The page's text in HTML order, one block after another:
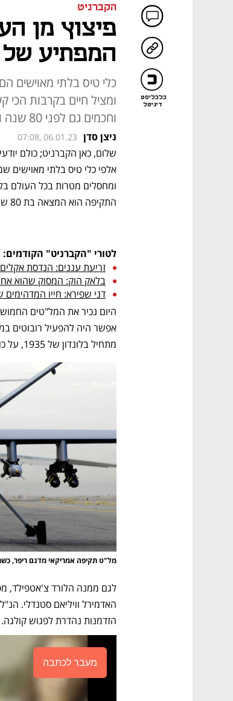
כלכליסט
דיגיטל
הקברניט
פיצוץ מן
המפתיע
כלי טיס בלתי מאוישים
ומציל חיים בקרבות הכי
וחכמים גם לפני 80 שנה ואף הוכחו בשטח; למה התעכבה המהפכה?
ניצן סדן 07:08, 06.01.23
אלפי כלי טיס בלתי מאוישים
התקיפה הוא המצאה בת 80 שנה, שגם הוכחה בשטח עוד לפני מטוס הסילון?
לטורי "הקברניט" הקודמים:
זריעת עננים: הנדסת
בלאק הוק: המסוק שהוא
דני שפירא: חייו
מתחיל בלונדון של 1935, על כוס תה.
מל"ט תקיפה אמריקאי מדגם ריפר,
הזדמנות נהדרת לפגוש קולגה.
מעבר לכתבה